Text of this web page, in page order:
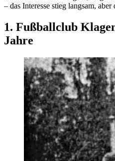
– das Interesse stieg langsam, aber
1. Fußballclub
Jahre